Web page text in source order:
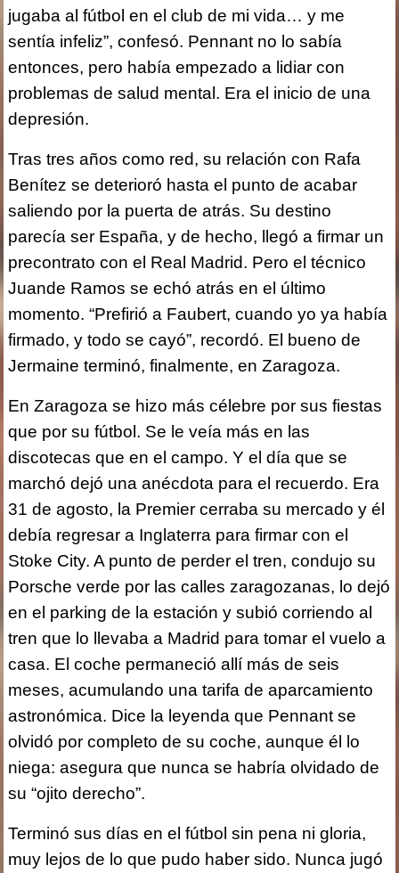
jugaba al fútbol en el club de mi vida… y me
sentía infeliz”, confesó. Pennant no lo sabía
entonces, pero había empezado a lidiar con
problemas de salud mental. Era el inicio de una
depresión.
Tras tres años como red, su relación con Rafa
Benítez se deterioró hasta el punto de acabar
saliendo por la puerta de atrás. Su destino
parecía ser España, y de hecho, llegó a firmar un
precontrato con el Real Madrid. Pero el técnico
Juande Ramos se echó atrás en el último
momento. “Prefirió a Faubert, cuando yo ya había
firmado, y todo se cayó”, recordó. El bueno de
Jermaine terminó, finalmente, en Zaragoza.
En Zaragoza se hizo más célebre por sus fiestas
que por su fútbol. Se le veía más en las
discotecas que en el campo. Y el día que se
marchó dejó una anécdota para el recuerdo. Era
31 de agosto, la Premier cerraba su mercado y él
debía regresar a Inglaterra para firmar con el
Stoke City. A punto de perder el tren, condujo su
Porsche verde por las calles zaragozanas, lo dejó
en el parking de la estación y subió corriendo al
tren que lo llevaba a Madrid para tomar el vuelo a
casa. El coche permaneció allí más de seis
meses, acumulando una tarifa de aparcamiento
astronómica. Dice la leyenda que Pennant se
olvidó por completo de su coche, aunque él lo
niega: asegura que nunca se habría olvidado de
su “ojito derecho”.
Terminó sus días en el fútbol sin pena ni gloria,
muy lejos de lo que pudo haber sido. Nunca jugó